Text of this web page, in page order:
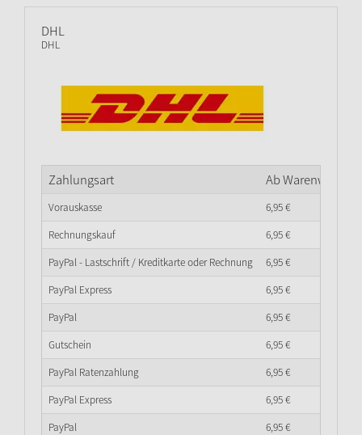
DHL
DHL
Zahlungsart Ab Warenwert
Vorauskasse 6,95€
Rechnungskauf
6,95€
PayPal - Lastschrift / Kreditkarte oder Rechnung
6,95€
PayPal Express
6,95€
PayPal
6,95€
Gutschein
6,95€
PayPal Ratenzahlung
6,95€
PayPal Express
6,95€
PayPal
6,95€